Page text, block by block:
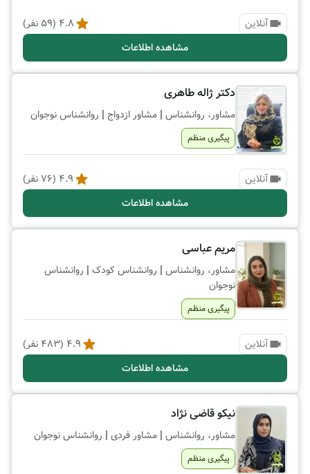
آنلاین 4.8
(
59نفر)
مشاهده اطلاعات
دکتر ژاله طاهری
مشاور، روانشناس | مشاور ازدواج | روانشناس نوجوان
پیگیری منظم
آنلاین 4.9
(
76 نفر)
مشاهده اطلاعات
مریم عباسی
مشاور، روانشناس | روانشناس کودک | روانشناس
نوجوان
پیگیری منظم
آنلاین 4.9
(
483 نفر)
مشاهده اطلاعات
نیکو قاضی نژاد
مشاور، روانشناس | مشاور فردی | روانشناس نوجوان
پیگیری منظم